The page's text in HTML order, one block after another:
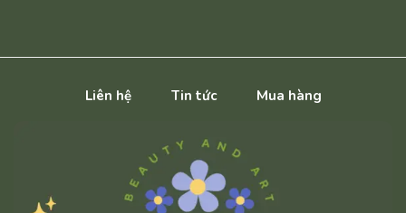
Liên hệ Tin tức Mua hàng